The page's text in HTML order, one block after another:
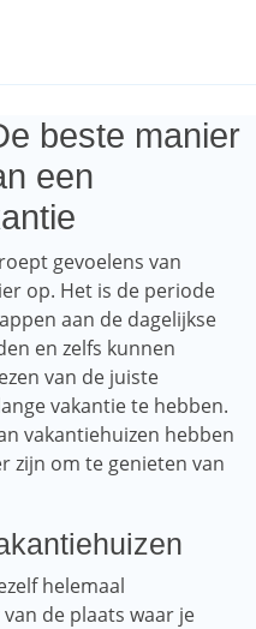
beste manier
een
gevoelens van
op. Het is de periode
aan de dagelijkse
en zelfs kunnen
van de juiste
vakantie te hebben.
vakantiehuizen hebben
zijn om te genieten van
helemaal
de plaats waar je